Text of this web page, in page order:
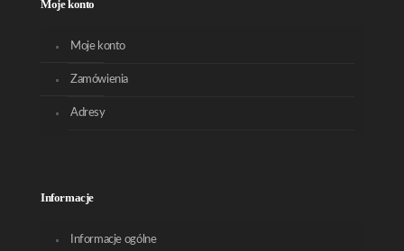
Moje konto
Moje konto
Zamówienia
Adresy
Informacje
Informacje ogólne